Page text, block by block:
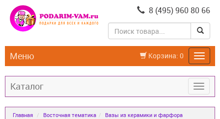
8 (495) 960 80 66
Корзина: 0
Меню
Каталог
Главная Восточная тематика Вазы из керамики и фарфора